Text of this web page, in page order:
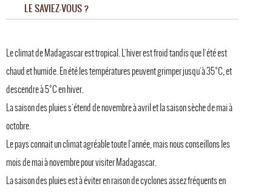
LE SAVIEZ-VOUS ?
Le climat de Madagascar est tropical. L'hiver est froid tandis que l'été est
chaud et humide. En été les températures peuvent grimper jusqu'à 35°C, et
descendre à 5°C en hiver.
La saison des pluies s'étend de novembre à avril et la saison sèche de mai à
octobre.
Le pays connait un climat agréable toute l'année, mais nous conseillons les
mois de mai à novembre pour visiter Madagascar.
La saison des pluies est à éviter en raison de cyclones assez fréquents en